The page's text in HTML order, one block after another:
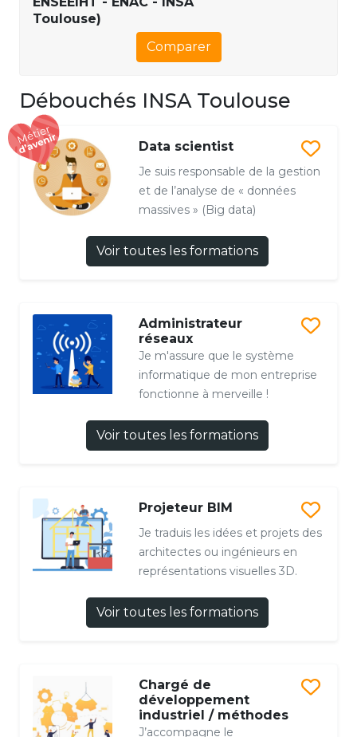
Toulouse)
Comparer
Débouchés INSA Toulouse
Data scientist
Je suis responsable de la gestion
et de l’analyse de « données
massives » (Big data)
Voir toutes les formations
Administrateur
réseaux
Je m'assure que le système
informatique de mon entreprise
fonctionne à merveille !
Voir toutes les formations
Projeteur BIM
Je traduis les idées et projets des
architectes ou ingénieurs en
représentations visuelles 3D.
Voir toutes les formations
Chargé de
développement
industriel / méthodes
J’accompagne le